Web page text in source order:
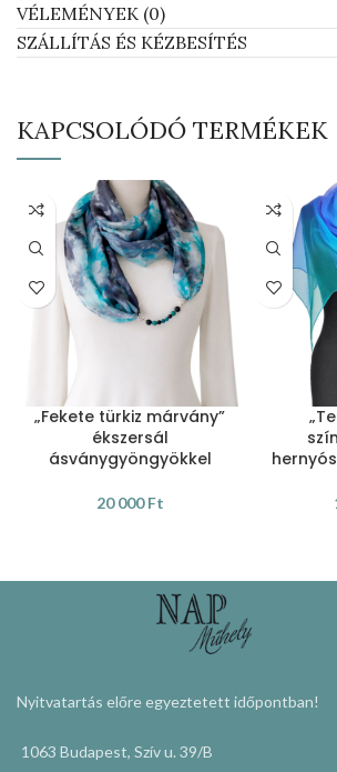
VÉLEMÉNYEK (0)
SZÁLLÍTÁS ÉS KÉZBESÍTÉS
KAPCSOLÓDÓ TERMÉKEK
„Fekete türkiz márvány”
ékszersál
ásványgyöngyökkel
20 000Ft
Nyitvatartás előre egyeztetett időpontban!
1063 Budapest, Szív u. 39/B